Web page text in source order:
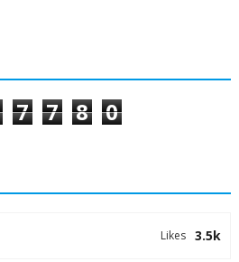
7 7 8 0
3.5k
Likes